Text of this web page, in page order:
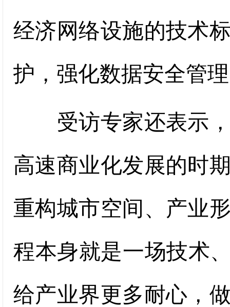
经济网络设施的技术
护，强化数据安全管
受访专家还表示，
高速商业化发展的时
重构城市空间、产业
程本身就是一场技术
给产业界更多耐心，